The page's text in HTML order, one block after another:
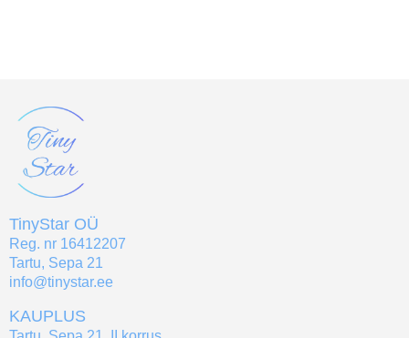
TinyStar OÜ
Reg. nr 16412207
Tartu, Sepa 21
info@tinystar.ee
KAUPLUS